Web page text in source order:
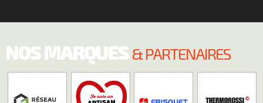
NOS MARQUES& PARTENAIRES